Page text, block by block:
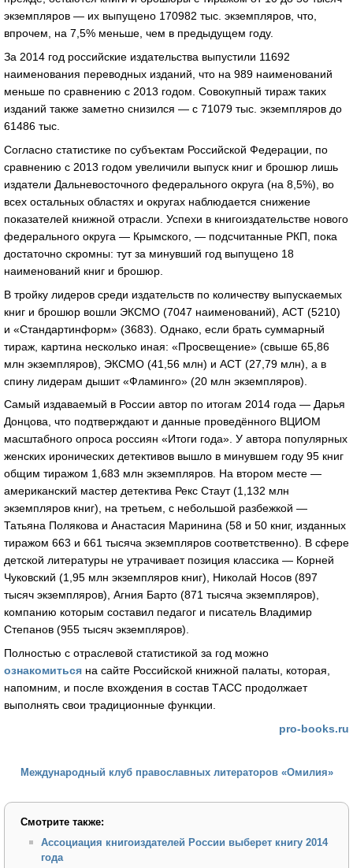
экземпляров — их выпущено 170982 тыс. экземпляров, что,
впрочем, на 7,5% меньше, чем в предыдущем году.
За 2014 год российские издательства выпустили 11692
наименования переводных изданий, что на 989 наименований
меньше по сравнению с 2013 годом. Совокупный тираж таких
изданий также заметно снизился — с 71079 тыс. экземпляров до
61486 тыс.
Согласно статистике по субъектам Российской Федерации, по
сравнению с 2013 годом увеличили выпуск книг и брошюр лишь
издатели Дальневосточного федерального округа (на 8,5%), во
всех остальных областях и округах наблюдается снижение
показателей книжной отрасли. Успехи в книгоиздательстве нового
федерального округа — Крымского, — подсчитанные РКП, пока
достаточно скромны: тут за минувший год выпущено 18
наименований книг и брошюр.
В тройку лидеров среди издательств по количеству выпускаемых
книг и брошюр вошли ЭКСМО (7047 наименований), АСТ (5210)
и «Стандартинформ» (3683). Однако, если брать суммарный
тираж, картина несколько иная: «Просвещение» (свыше 65,86
млн экземпляров), ЭКСМО (41,56 млн) и АСТ (27,79 млн), а в
спину лидерам дышит «Фламинго» (20 млн экземпляров).
Самый издаваемый в России автор по итогам 2014 года — Дарья
Донцова, что подтверждают и данные проведённого ВЦИОМ
масштабного опроса россиян «Итоги года». У автора популярных
женских иронических детективов вышло в минувшем году 95 книг
общим тиражом 1,683 млн экземпляров. На втором месте —
американский мастер детектива Рекс Стаут (1,132 млн
экземпляров книг), на третьем, с небольшой разбежкой —
Татьяна Полякова и Анастасия Маринина (58 и 50 книг, изданных
тиражом 663 и 661 тысяча экземпляров соответственно). В сфере
детской литературы не утрачивает позиция классика — Корней
Чуковский (1,95 млн экземпляров книг), Николай Носов (897
тысяч экземпляров), Агния Барто (871 тысяча экземпляров),
компанию которым составил педагог и писатель Владимир
Степанов (955 тысяч экземпляров).
Полностью с отраслевой статистикой за год можно
ознакомиться на сайте Российской книжной палаты, которая,
напомним, и после вхождения в состав ТАСС продолжает
выполнять свои традиционные функции.
pro-books.ru
Международный клуб православных литераторов «Омилия»
Смотрите также:
Ассоциация книгоиздателей России выберет книгу 2014
года